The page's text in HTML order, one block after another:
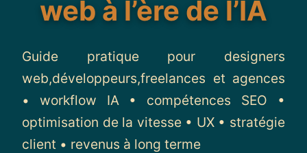
Contact
web à l’ère de l’IA
Guide pratique pour designers
web,développeurs,freelances et agences
• workflow IA • compétences SEO •
optimisation de la vitesse • UX • stratégie
client • revenus à long terme